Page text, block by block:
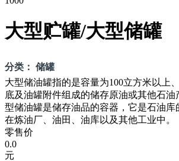
大型贮罐/大型储罐
分类： 储罐
大型储油罐指的是容量为100立方米以上
底及油罐附件组成的储存原油或其他石油
型储油罐是储存油品的容器，它是石油库
在炼油厂、油田、油库以及其他工业中。
零售价
0.0
元